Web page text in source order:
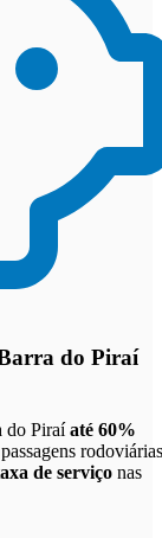
do Piraí
do Piraíaté 60%
de serviço nas